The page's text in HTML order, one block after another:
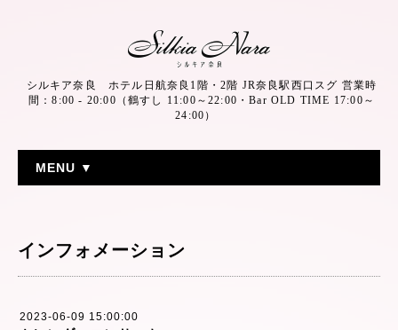
シルキア奈良 ホテル日航奈良1階・2階 JR奈良駅西口スグ 営業時
間：8:00 - 20:00（鶴すし 11:00～22:00・Bar OLD TIME 17:00～
24:00）
MENU ▼
インフォメーション
2023-06-09 15:00:00